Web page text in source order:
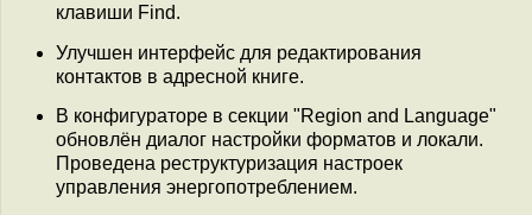
клавиши Find.
Улучшен интерфейс для редактирования
контактов в адресной книге.
В конфигураторе в секции "Region and Language"
обновлён диалог настройки форматов и локали.
Проведена реструктуризация настроек
управления энергопотреблением.